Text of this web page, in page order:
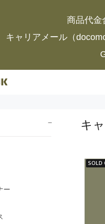
商品代金
キャリアメール（
ー
キ
SOLD